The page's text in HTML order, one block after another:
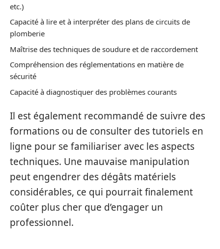
etc.)
Capacité à lire et à interpréter des plans de circuits de
plomberie
Maîtrise des techniques de soudure et de raccordement
Compréhension des réglementations en matière de
sécurité
Capacité à diagnostiquer des problèmes courants
Il est également recommandé de suivre des
formations ou de consulter des tutoriels en
ligne pour se familiariser avec les aspects
techniques. Une mauvaise manipulation
peut engendrer des dégâts matériels
considérables, ce qui pourrait finalement
coûter plus cher que d’engager un
professionnel.